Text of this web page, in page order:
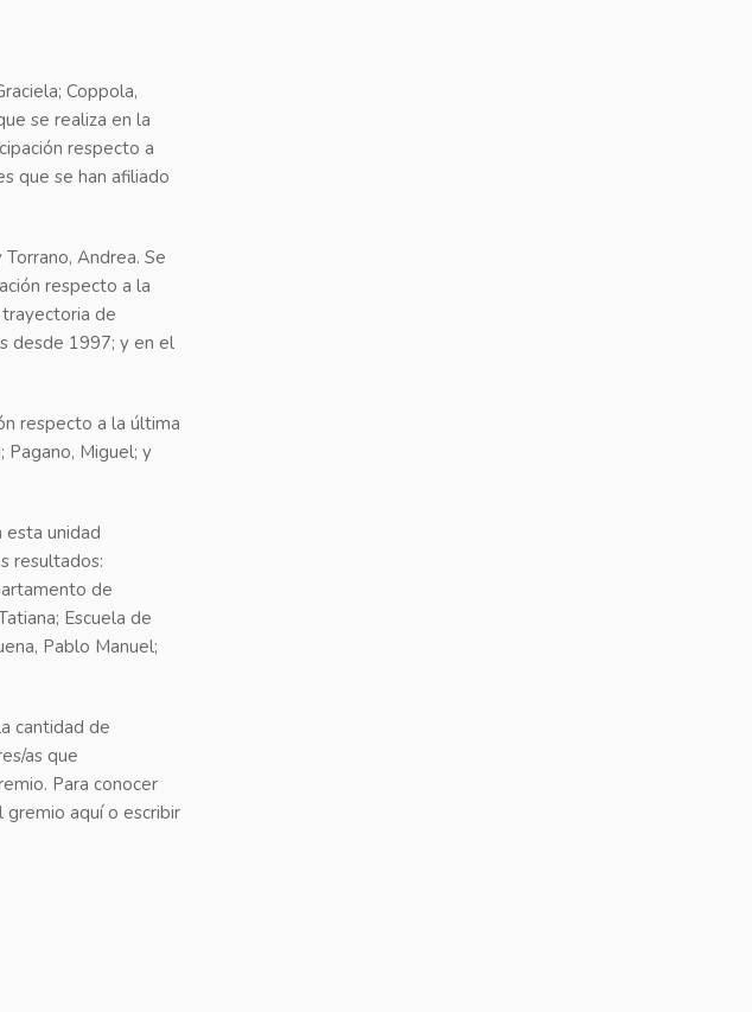
Coppola,
se realiza en la
respecto a
que se han afiliado
Andrea. Se
respecto a la
de
desde 1997; y en el
respecto a la última
Pagano, Miguel; y
esta unidad
resultados:
de
Escuela de
Pablo Manuel;
cantidad de
as que
Para conocer
aquí o escribir